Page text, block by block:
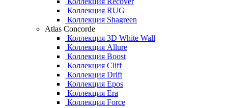
Коллекция RUG
Коллекция Shagreen
Atlas Concorde
Коллекция 3D White Wall
Коллекция Allure
Коллекция Boost
Коллекция Cliff
Коллекция Drift
Коллекция Epos
Коллекция Era
Коллекция Force